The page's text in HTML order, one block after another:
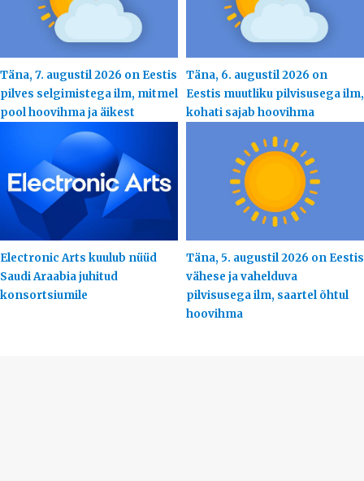
Täna, 7. augustil 2026 on Eestis
pilves selgimistega ilm, mitmel
pool hoovihma ja äikest
Täna, 6. augustil 2026 on
Eestis muutliku pilvisusega ilm,
kohati sajab hoovihma
Electronic Arts kuulub nüüd
Saudi Araabia juhitud
konsortsiumile
Täna, 5. augustil 2026 on Eestis
vähese ja vahelduva
pilvisusega ilm, saartel õhtul
hoovihma